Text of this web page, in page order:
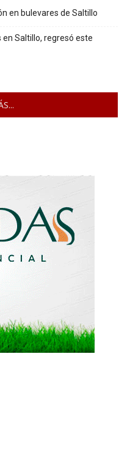
en bulevares de Saltillo
Saltillo, regresó este